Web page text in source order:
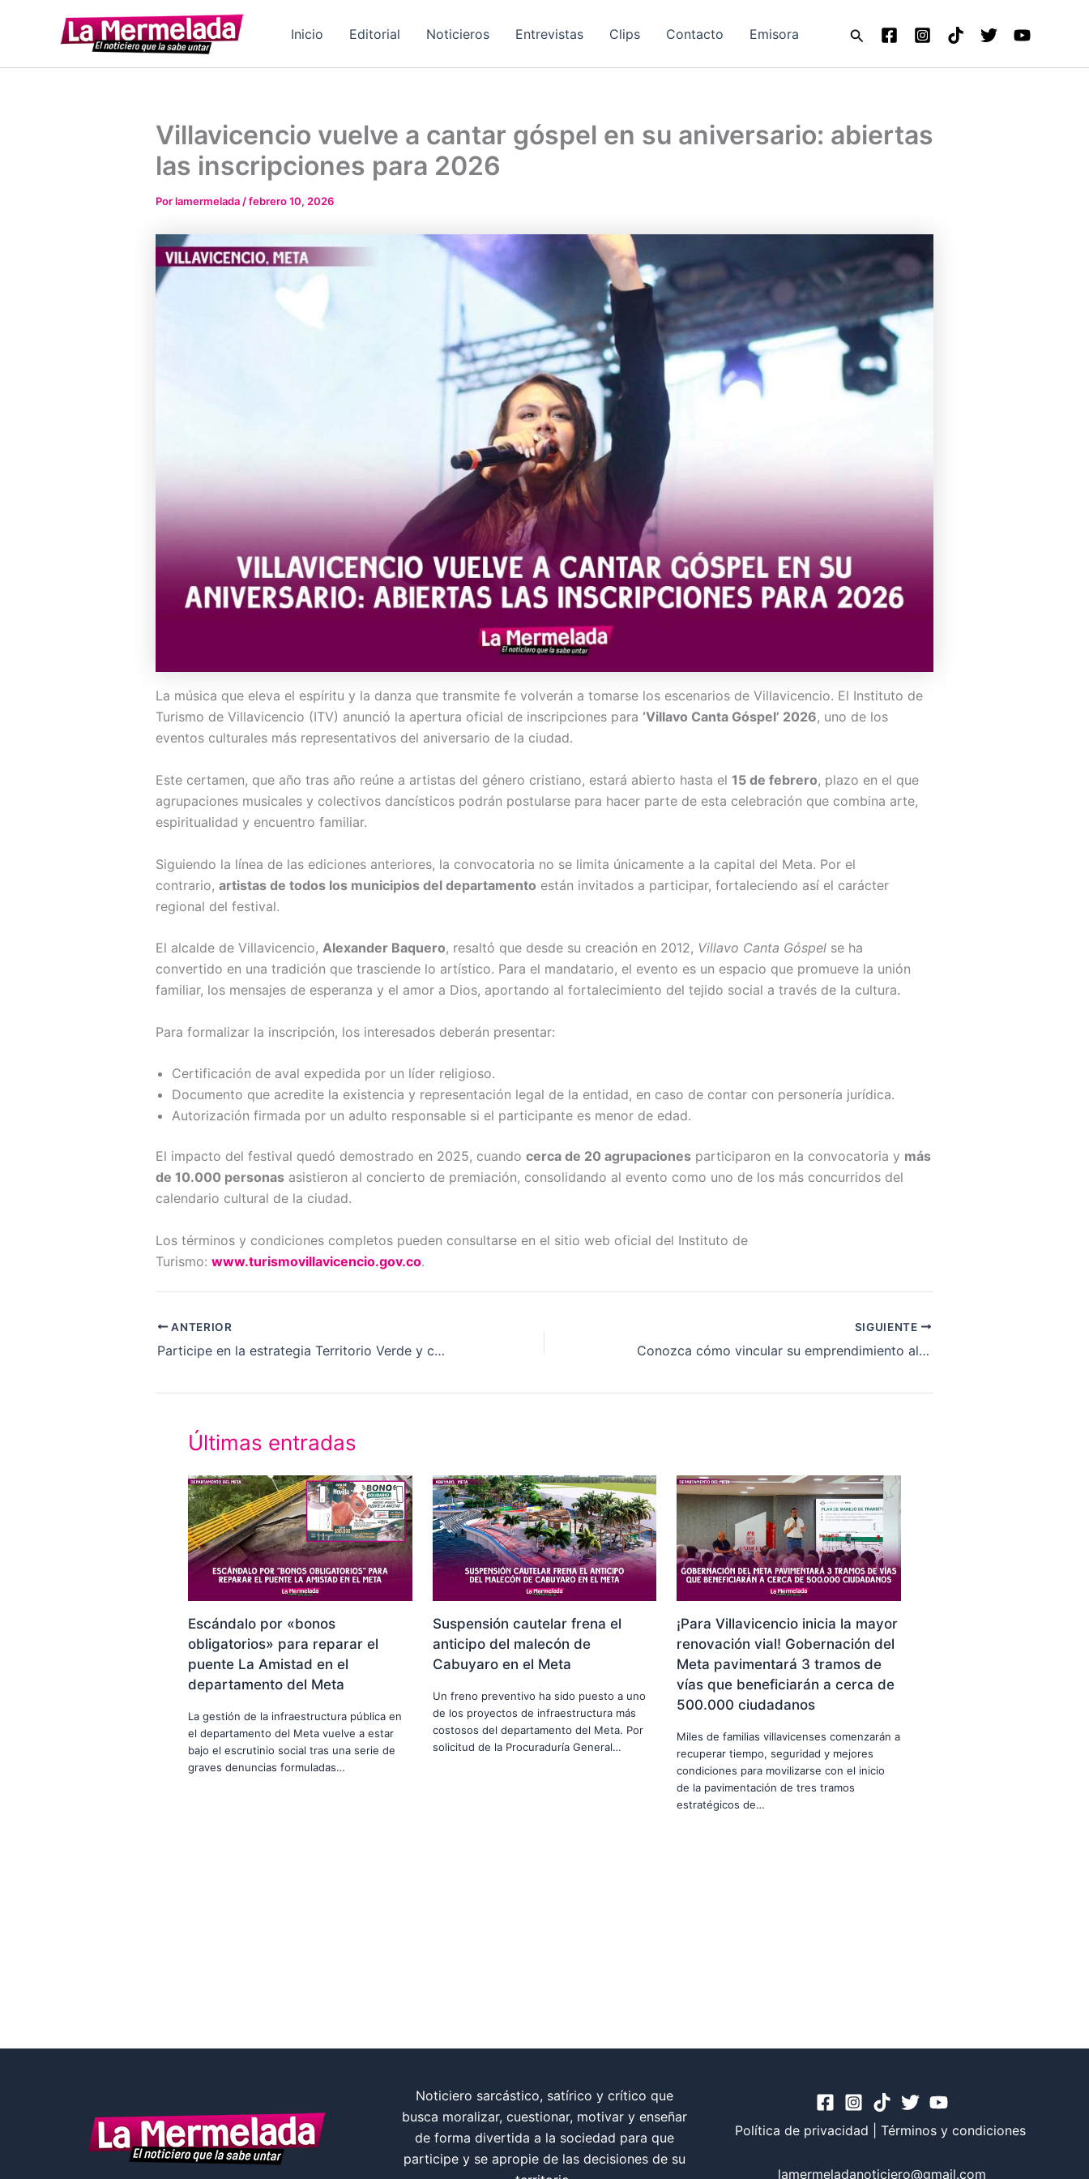
Inicio Editorial Noticieros Entrevistas Clips Contacto Emisora Buscar
Villavicencio vuelve a cantar góspel en su aniversario: abiertas
las inscripciones para 2026
Porlamermelada/febrero 10, 2026
La música que eleva el espíritu y la danza que transmite fe volverán a tomarse los escenarios de Villavicencio. El Instituto de
Turismo de Villavicencio (ITV) anunció la apertura oficial de inscripciones para ‘Villavo Canta Góspel’ 2026, uno de los
eventos culturales más representativos del aniversario de la ciudad.
Este certamen, que año tras año reúne a artistas del género cristiano, estará abierto hasta el 15 de febrero, plazo en el que
agrupaciones musicales y colectivos dancísticos podrán postularse para hacer parte de esta celebración que combina arte,
espiritualidad y encuentro familiar.
Siguiendo la línea de las ediciones anteriores, la convocatoria no se limita únicamente a la capital del Meta. Por el
contrario, artistas de todos los municipios del departamento están invitados a participar, fortaleciendo así el carácter
regional del festival.
El alcalde de Villavicencio, Alexander Baquero, resaltó que desde su creación en 2012, Villavo Canta Góspel se ha
convertido en una tradición que trasciende lo artístico. Para el mandatario, el evento es un espacio que promueve la unión
familiar, los mensajes de esperanza y el amor a Dios, aportando al fortalecimiento del tejido social a través de la cultura.
Para formalizar la inscripción, los interesados deberán presentar:
Certificación de aval expedida por un líder religioso.
Documento que acredite la existencia y representación legal de la entidad, en caso de contar con personería jurídica.
Autorización firmada por un adulto responsable si el participante es menor de edad.
El impacto del festival quedó demostrado en 2025, cuando cerca de 20 agrupaciones participaron en la convocatoria y más
de 10.000 personas asistieron al concierto de premiación, consolidando al evento como uno de los más concurridos del
calendario cultural de la ciudad.
Los términos y condiciones completos pueden consultarse en el sitio web oficial del Instituto de
Turismo: www.turismovillavicencio.gov.co.
ANTERIOR
Participe en la estrategia Territorio Verde y contribuya a la restauración ecológica del Meta
SIGUIENTE
Conozca cómo vincular su emprendimiento al programa Negocios Verdes
Últimas entradas
Escándalo por «bonos
obligatorios» para reparar el
puente La Amistad en el
departamento del Meta
La gestión de la infraestructura pública en
el departamento del Meta vuelve a estar
bajo el escrutinio social tras una serie de
graves denuncias formuladas…
Suspensión cautelar frena el
anticipo del malecón de
Cabuyaro en el Meta
Un freno preventivo ha sido puesto a uno
de los proyectos de infraestructura más
costosos del departamento del Meta. Por
solicitud de la Procuraduría General…
¡Para Villavicencio inicia la mayor
renovación vial! Gobernación del
Meta pavimentará 3 tramos de
vías que beneficiarán a cerca de
500.000 ciudadanos
Miles de familias villavicenses comenzarán a
recuperar tiempo, seguridad y mejores
condiciones para movilizarse con el inicio
de la pavimentación de tres tramos
estratégicos de…
Noticiero sarcástico, satírico y crítico que
busca moralizar, cuestionar, motivar y enseñar
de forma divertida a la sociedad para que
participe y se apropie de las decisiones de su
Política de privacidad Términos y condiciones
lamermeladanoticiero@gmail.com